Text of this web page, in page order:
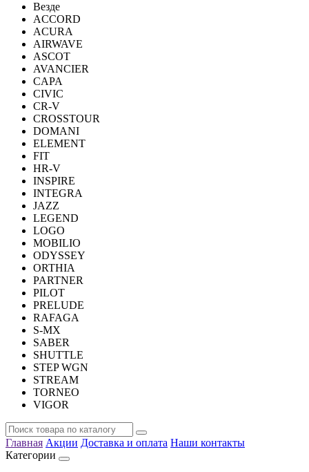
Везде
ACCORD
ACURA
AIRWAVE
ASCOT
AVANCIER
CAPA
CIVIC
CR-V
CROSSTOUR
DOMANI
ELEMENT
FIT
HR-V
INSPIRE
INTEGRA
JAZZ
LEGEND
LOGO
MOBILIO
ODYSSEY
ORTHIA
PARTNER
PILOT
PRELUDE
RAFAGA
S-MX
SABER
SHUTTLE
STEP WGN
STREAM
TORNEO
VIGOR
Главная Акции Доставка и оплата Наши контакты
Категории